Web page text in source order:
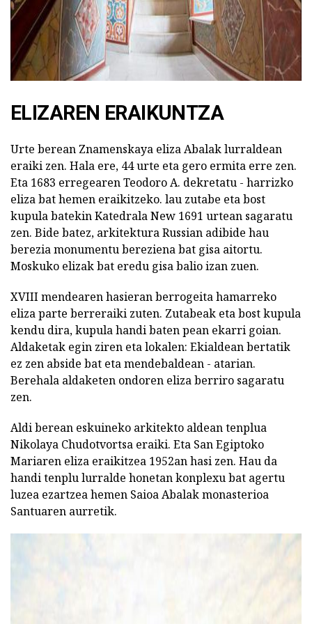
ELIZAREN ERAIKUNTZA
Urte berean Znamenskaya eliza Abalak lurraldean
eraiki zen. Hala ere, 44 urte eta gero ermita erre zen.
Eta 1683 erregearen Teodoro A. dekretatu - harrizko
eliza bat hemen eraikitzeko. lau zutabe eta bost
kupula batekin Katedrala New 1691 urtean sagaratu
zen. Bide batez, arkitektura Russian adibide hau
berezia monumentu bereziena bat gisa aitortu.
Moskuko elizak bat eredu gisa balio izan zuen.
XVIII mendearen hasieran berrogeita hamarreko
eliza parte berreraiki zuten. Zutabeak eta bost kupula
kendu dira, kupula handi baten pean ekarri goian.
Aldaketak egin ziren eta lokalen: Ekialdean bertatik
ez zen abside bat eta mendebaldean - atarian.
Berehala aldaketen ondoren eliza berriro sagaratu
zen.
Aldi berean eskuineko arkitekto aldean tenplua
Nikolaya Chudotvortsa eraiki. Eta San Egiptoko
Mariaren eliza eraikitzea 1952an hasi zen. Hau da
handi tenplu lurralde honetan konplexu bat agertu
luzea ezartzea hemen Saioa Abalak monasterioa
Santuaren aurretik.